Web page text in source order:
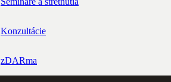
Konzultácie
zDARma